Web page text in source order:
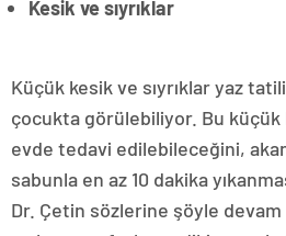
Kesik ve sıyrıklar
Küçük kesik ve sıyrıklar yaz
çocukta görülebiliyor. Bu küçük
evde tedavi edilebileceğini,
sabunla en az 10 dakika
Dr. Çetin sözlerine şöyle